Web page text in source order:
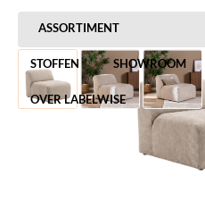
ASSORTIMENT
STOFFEN SHOWROOM
OVER LABELWISE
Home Fauteuil Maine chenille